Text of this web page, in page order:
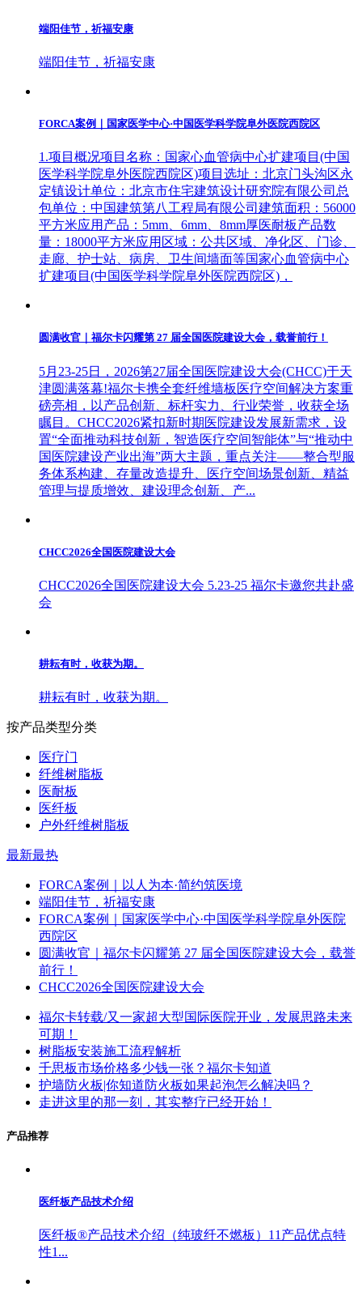
端阳佳节，祈福安康
端阳佳节，祈福安康
FORCA案例｜国家医学中心·中国医学科学院阜外医院西院区
1.项目概况项目名称：国家心血管病中心扩建项目(中国
医学科学院阜外医院西院区)项目选址：北京门头沟区永
定镇设计单位：北京市住宅建筑设计研究院有限公司总
包单位：中国建筑第八工程局有限公司建筑面积：56000
平方米应用产品：5mm、6mm、8mm厚医耐板产品数
量：18000平方米应用区域：公共区域、净化区、门诊、
走廊、护士站、病房、卫生间墙面等国家心血管病中心
扩建项目(中国医学科学院阜外医院西院区)，
圆满收官｜福尔卡闪耀第 27 届全国医院建设大会，载誉前行！
5月23-25日，2026第27届全国医院建设大会(CHCC)于天
津圆满落幕!福尔卡携全套纤维墙板医疗空间解决方案重
磅亮相，以产品创新、标杆实力、行业荣誉，收获全场
瞩目。CHCC2026紧扣新时期医院建设发展新需求，设
置“全面推动科技创新，智造医疗空间智能体”与“推动中
国医院建设产业出海”两大主题，重点关注——整合型服
务体系构建、存量改造提升、医疗空间场景创新、精益
管理与提质增效、建设理念创新、产...
CHCC2026全国医院建设大会
CHCC2026全国医院建设大会 5.23-25 福尔卡邀您共赴盛
会
耕耘有时，收获为期。
耕耘有时，收获为期。
按产品类型分类
医疗门
纤维树脂板
医耐板
医纤板
户外纤维树脂板
最新最热
FORCA案例｜以人为本·简约筑医境
端阳佳节，祈福安康
FORCA案例｜国家医学中心·中国医学科学院阜外医院
西院区
圆满收官｜福尔卡闪耀第 27 届全国医院建设大会，载誉
前行！
CHCC2026全国医院建设大会
福尔卡转载/又一家超大型国际医院开业，发展思路未来
可期！
树脂板安装施工流程解析
千思板市场价格多少钱一张？福尔卡知道
护墙防火板|你知道防火板如果起泡怎么解决吗？
走进这里的那一刻，其实整疗已经开始！
产品推荐
医纤板产品技术介绍
医纤板®产品技术介绍（纯玻纤不燃板）11产品优点特
性1...